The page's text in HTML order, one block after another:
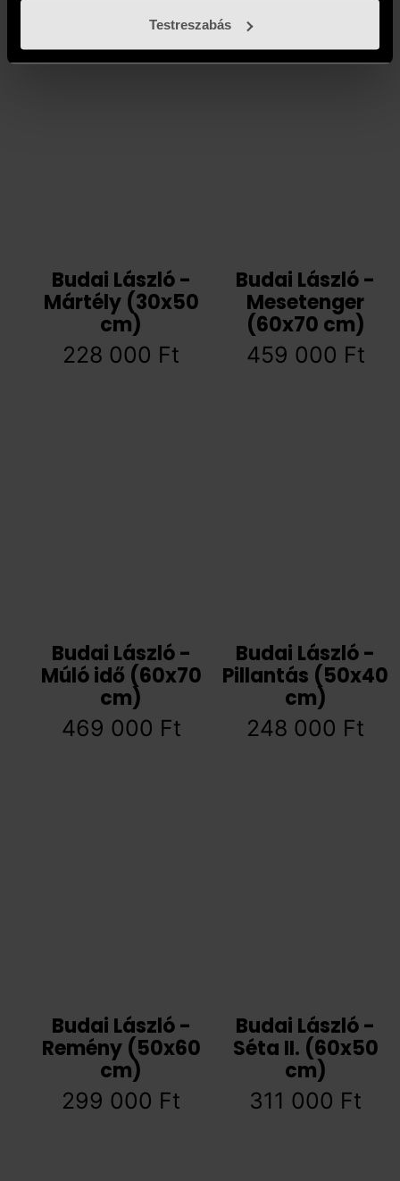
Testreszabás
Budai László -
Mártély (30x50
cm)
228 000 Ft
Budai László -
Mesetenger
(60x70 cm)
459 000 Ft
Budai László -
Múló idő (60x70
cm)
469 000 Ft
Budai László -
Pillantás (50x40
cm)
248 000 Ft
Budai László -
Remény (50x60
cm)
299 000 Ft
Budai László -
Séta II. (60x50
cm)
311 000 Ft